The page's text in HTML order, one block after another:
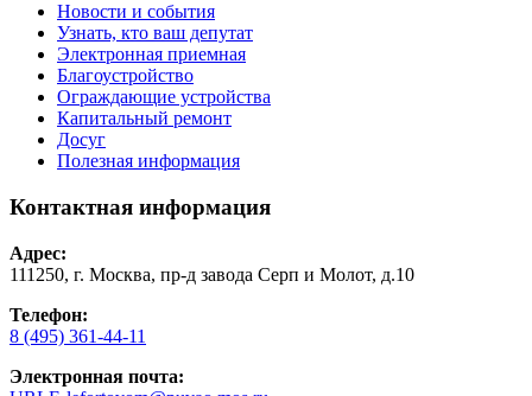
Новости и события
Узнать, кто ваш депутат
Электронная приемная
Благоустройство
Ограждающие устройства
Капитальный ремонт
Досуг
Полезная информация
Контактная информация
Адрес:
111250, г. Москва, пр-д завода Серп и Молот, д.10
Телефон:
8 (495) 361-44-11
Электронная почта: